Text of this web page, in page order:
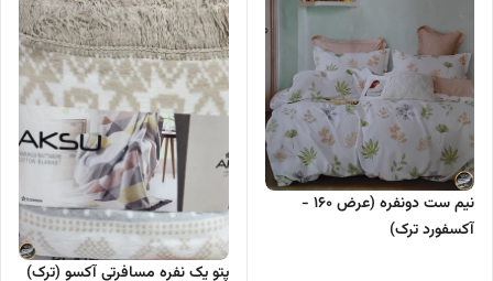
نیم ست دونفره (عرض ۱۶۰ -
آکسفورد ترک)
پتو یک نفره مسافرتی آکسو (ترک)